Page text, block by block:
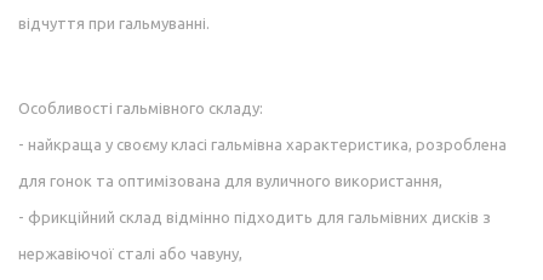
відчуття при гальмуванні.
Особливості гальмівного складу:
- найкраща у своєму класі гальмівна характеристика, розроблена
для гонок та оптимізована для вуличного використання,
- фрикційний склад відмінно підходить для гальмівних дисків з
нержавіючої сталі або чавуну,